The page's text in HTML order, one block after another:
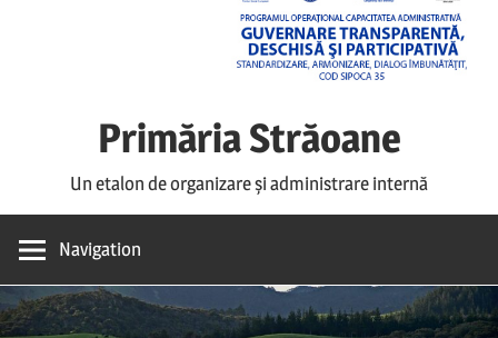
Primăria Străoane
Un etalon de organizare și administrare internă
Navigation